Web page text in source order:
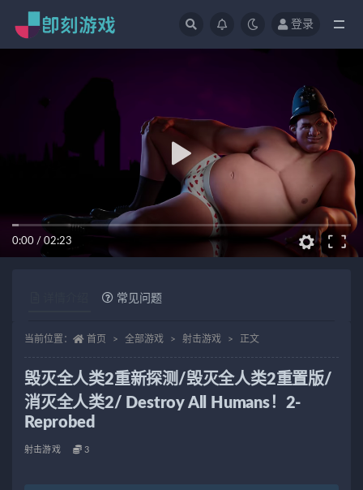
登录
0:00 / 02:23
常见问题
当前位置： 首页 全部游戏 射击游戏 正文
毁灭全人类2重新探测/毁灭全人类2重置版/
消灭全人类2/ Destroy All Humans！2-
Reprobed
射击游戏 3